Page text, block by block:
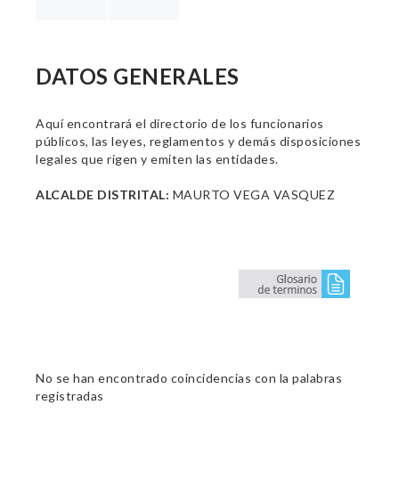
DATOS GENERALES
Aquí encontrará el directorio de los funcionarios
públicos, las leyes, reglamentos y demás disposiciones
legales que rigen y emiten las entidades.
ALCALDE DISTRITAL: MAURTO VEGA VASQUEZ
No se han encontrado coincidencias con la palabras
registradas